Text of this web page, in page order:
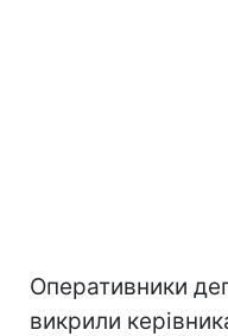
Оперативники
викрили